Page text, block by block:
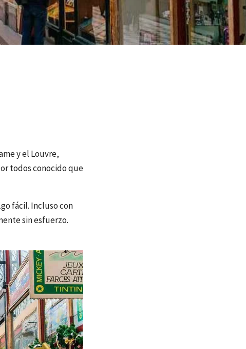
y el Louvre,
todos conocido que
fácil. Incluso con
sin esfuerzo.